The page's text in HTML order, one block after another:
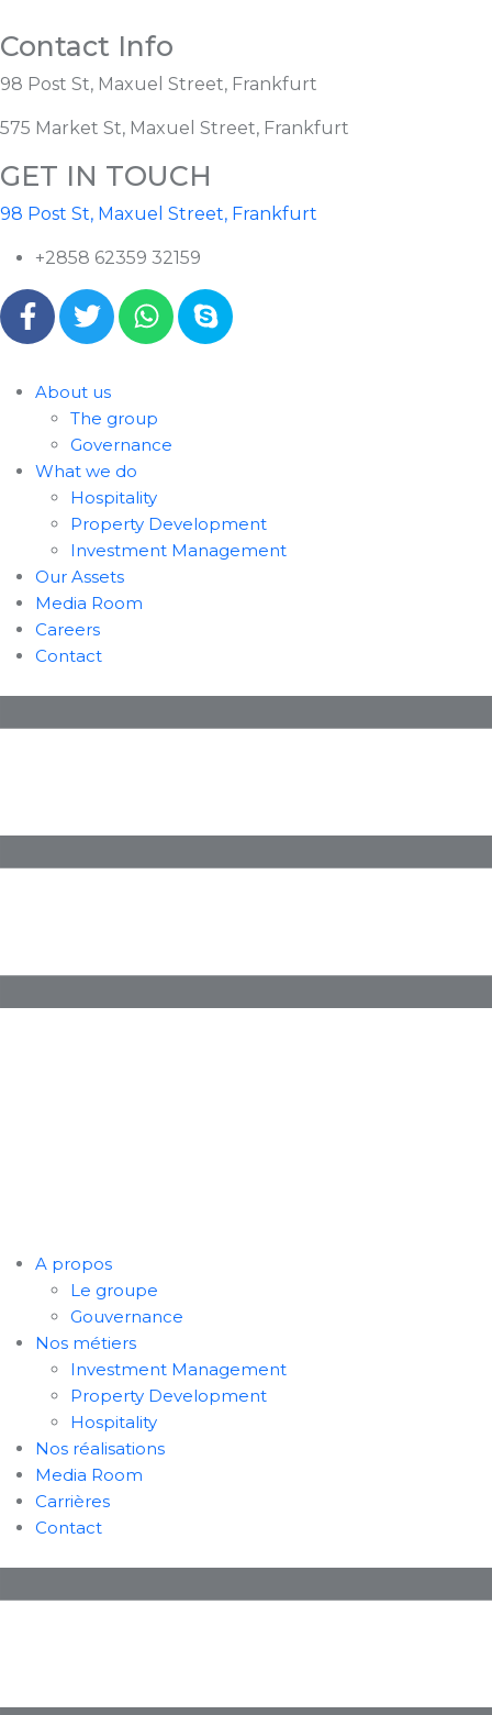
Contact Info
98 Post St, Maxuel Street, Frankfurt
575 Market St, Maxuel Street, Frankfurt
GET IN TOUCH
98 Post St, Maxuel Street, Frankfurt
+2858 62359 32159
About us
The group
Governance
What we do
Hospitality
Property Development
Investment Management
Our Assets
Media Room
Careers
Contact
A propos
Le groupe
Gouvernance
Nos métiers
Investment Management
Property Development
Hospitality
Nos réalisations
Media Room
Carrières
Contact